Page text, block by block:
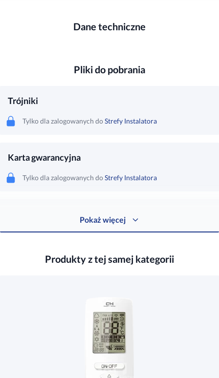
Dane techniczne
Pliki do pobrania
Trójniki
Tylko dla zalogowanych doStrefy Instalatora
Karta gwarancyjna
Tylko dla zalogowanych doStrefy Instalatora
Tylko dla zalogowanych doStrefy Instalatora
Pokaż więcej
Produkty z tej samej kategorii